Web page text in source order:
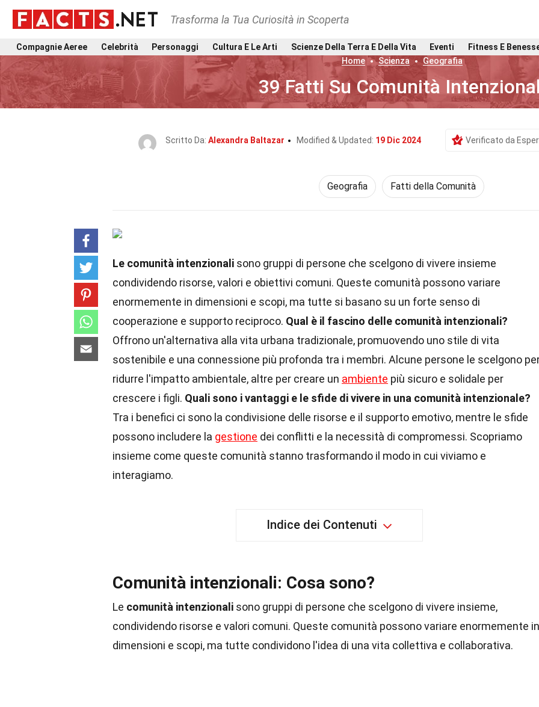
Trasforma la Tua Curiosità in Scoperta
Compagnie Aeree Celebrità Personaggi Cultura E Le Arti Scienze Della Terra E Della Vita Eventi
Fitness E
Home
Scienza Geografia
39 Fatti Su Comunità
Scritto Da: Alexandra Baltazar Modified & Updated: 19 Dic 2024 Verificato da
Geografia Fatti della Comunità
Le comunità intenzionali sono gruppi di persone che scelgono di vivere insieme
condividendo risorse, valori e obiettivi comuni. Queste comunità possono variare
enormemente in dimensioni e scopi, ma tutte si basano su un forte senso di
cooperazione e supporto reciproco. Qual è il fascino delle comunità intenzionali?
Offrono un'alternativa alla vita urbana tradizionale, promuovendo uno stile di vita
sostenibile e una connessione più profonda tra i membri. Alcune persone le scelgono
ridurre l'impatto ambientale, altre per creare un ambiente più sicuro e solidale per
crescere i figli. Quali sono i vantaggi e le sfide di vivere in una comunità intenzionale?
Tra i benefici ci sono la condivisione delle risorse e il supporto emotivo, mentre le sfide
possono includere la gestione dei conflitti e la necessità di compromessi. Scopriamo
insieme come queste comunità stanno trasformando il modo in cui viviamo e
interagiamo.
Indice dei Contenuti
Comunità intenzionali: Cosa sono?
Le comunità intenzionali sono gruppi di persone che scelgono di vivere insieme,
condividendo risorse e valori comuni. Queste comunità possono variare enormemente in
dimensioni e scopi, ma tutte condividono l'idea di una vita collettiva e collaborativa.